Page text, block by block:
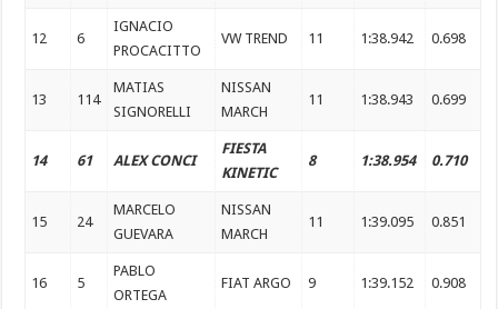
12 6
IGNACIO
PROCACITTO
VW TREND 11 1:38.942 0.698
13 114
MATIAS
SIGNORELLI
NISSAN
MARCH
11 1:38.943 0.699
14 61 ALEX CONCI
FIESTA
KINETIC
8 1:38.954 0.710
15 24
MARCELO
GUEVARA
NISSAN
MARCH
11 1:39.095 0.851
16 5
PABLO
ORTEGA
FIAT ARGO 9 1:39.152 0.908